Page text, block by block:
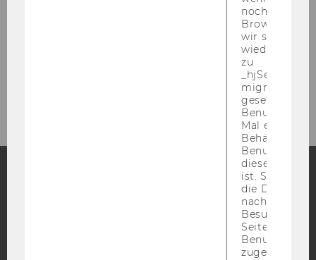
Blog
Bluesky
noch in
Browser hat,
wir seinen
zu
migrieren.
gesetzt,
Benutzer
Mal eine
Behält die
Benutzer-ID
diese Seite
ist. Stellt
die Daten von
Besuchen
Seite
Benutzer-ID
zugeordnet